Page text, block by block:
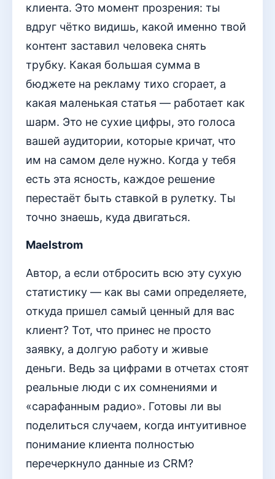
клиента. Это момент прозрения: ты
вдруг чётко видишь, какой именно твой
контент заставил человека снять
трубку. Какая большая сумма в
бюджете на рекламу тихо сгорает, а
какая маленькая статья — работает как
шарм. Это не сухие цифры, это голоса
вашей аудитории, которые кричат, что
им на самом деле нужно. Когда у тебя
есть эта ясность, каждое решение
перестаёт быть ставкой в рулетку. Ты
точно знаешь, куда двигаться.
Maelstrom
Автор, а если отбросить всю эту сухую
статистику — как вы сами определяете,
откуда пришел самый ценный для вас
клиент? Тот, что принес не просто
заявку, а долгую работу и живые
деньги. Ведь за цифрами в отчетах стоят
реальные люди с их сомнениями и
«сарафанным радио». Готовы ли вы
поделиться случаем, когда интуитивное
понимание клиента полностью
перечеркнуло данные из CRM?